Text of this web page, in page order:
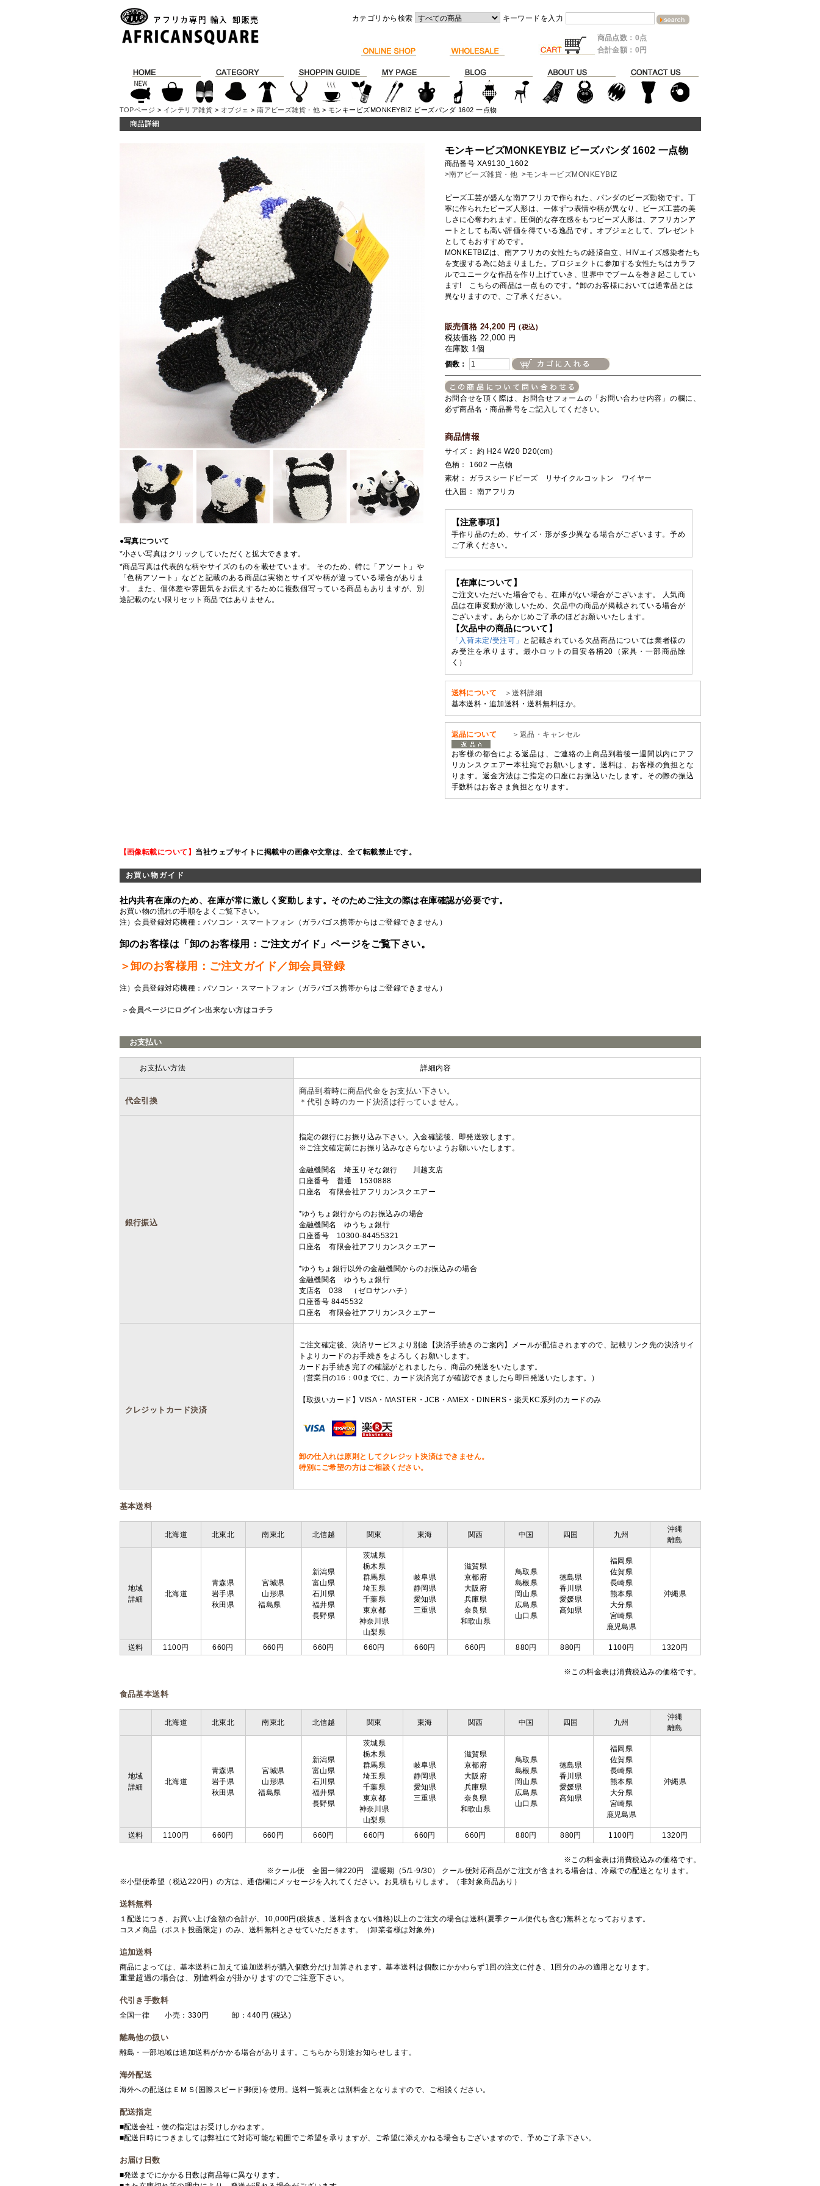
カテゴリから検索 キーワードを入力
商品点数：0点
合計金額：0円
TOPページ > インテリア雑貨 > オブジェ >南アビーズ雑貨・他 > モンキービズMONKEYBIZ ビーズパンダ 1602 一点物
●写真について
*小さい写真はクリックしていただくと拡大できます。
*商品写真は代表的な柄やサイズのものを載せています。 そのため、特に「アソート」や
「色柄アソート」などと記載のある商品は実物とサイズや柄が違っている場合がありま
す。 また、個体差や雰囲気をお伝えするために複数個写っている商品もありますが、別
途記載のない限りセット商品ではありません。
モンキービズMONKEYBIZ ビーズパンダ 1602 一点物
商品番号 XA9130_1602
>南アビーズ雑貨・他 >モンキービズMONKEYBIZ
ビーズ工芸が盛んな南アフリカで作られた、パンダのビーズ動物です。丁
寧に作られたビーズ人形は、一体ずつ表情や柄が異なり、ビーズ工芸の美
しさに心奪われます。圧倒的な存在感をもつビーズ人形は、アフリカンア
ートとしても高い評価を得ている逸品です。オブジェとして、プレゼント
としてもおすすめです。
MONKETBIZは、南アフリカの女性たちの経済自立、HIVエイズ感染者たち
を支援する為に始まりました。プロジェクトに参加する女性たちはカラフ
ルでユニークな作品を作り上げていき、世界中でブームを巻き起こしてい
ます! こちらの商品は一点ものです。*卸のお客様においては通常品とは
異なりますので、ご了承ください。
販売価格 24,200 円 (税込)
税抜価格 22,000 円
在庫数 1個
個数：
お問合せを頂く際は、お問合せフォームの「お問い合わせ内容」の欄に、
必ず商品名・商品番号をご記入してください。
商品情報
サイズ： 約 H24 W20 D20(cm)
色柄： 1602 一点物
素材： ガラスシードビーズ リサイクルコットン ワイヤー
仕入国： 南アフリカ
【注意事項】
手作り品のため、サイズ・形が多少異なる場合がございます。予め
ご了承ください。
【在庫について】
ご注文いただいた場合でも、在庫がない場合がございます。 人気商
品は在庫変動が激しいため、欠品中の商品が掲載されている場合が
ございます。あらかじめご了承のほどお願いいたします。
【欠品中の商品について】
「入荷未定/受注可」
と記載されている欠品商品については業者様の
み受注を承ります。最小ロットの目安各柄20（家具・一部商品除
く）
送料について
＞送料詳細
基本送料・追加送料・送料無料ほか。
返品について ＞返品・キャンセル
お客様の都合による返品は、ご連絡の上商品到着後一週間以内にアフ
リカンスクエアー本社宛でお願いします。送料は、お客様の負担とな
ります。返金方法はご指定の口座にお振込いたします。その際の振込
手数料はお客さま負担となります。
【画像転載について】 当社ウェブサイトに掲載中の画像や文章は、全て転載禁止です。
お買い物ガイド
社内共有在庫のため、在庫が常に激しく変動します。そのためご注文の際は在庫確認が必要です。
お買い物の流れの手順をよくご覧下さい。
注）会員登録対応機種：パソコン・スマートフォン（ガラパゴス携帯からはご登録できません）
卸のお客様は「卸のお客様用：ご注文ガイド」ページをご覧下さい。
＞卸のお客様用：ご注文ガイド／卸会員登録
注）会員登録対応機種：パソコン・スマートフォン（ガラパゴス携帯からはご登録できません）
＞会員ページにログイン出来ない方はコチラ
お支払い
お支払い方法 詳細内容
代金引換
商品到着時に商品代金をお支払い下さい。
＊代引き時のカード決済は行っていません。
銀行振込
指定の銀行にお振り込み下さい。入金確認後、即発送致します。
※ご注文確定前にお振り込みなさらないようお願いいたします。
金融機関名 埼玉りそな銀行 川越支店
口座番号 普通 1530888
口座名 有限会社アフリカンスクエアー
*ゆうちょ銀行からのお振込みの場合
金融機関名 ゆうちょ銀行
口座番号 10300-84455321
口座名 有限会社アフリカンスクエアー
*ゆうちょ銀行以外の金融機関からのお振込みの場合
金融機関名 ゆうちょ銀行
支店名 038 （ゼロサンハチ）
口座番号 8445532
口座名 有限会社アフリカンスクエアー
クレジットカード決済
ご注文確定後、決済サービスより別途【決済手続きのご案内】メールが配信されますので、記載リンク先の決済サイ
トよりカードのお手続きをよろしくお願いします。
カードお手続き完了の確認がとれましたら、商品の発送をいたします。
（営業日の16：00までに、カード決済完了が確認できましたら即日発送いたします。）
【取扱いカード】VISA・MASTER・JCB・AMEX・DINERS・楽天KC系列のカードのみ
卸の仕入れは原則としてクレジット決済はできません。
特別にご希望の方はご相談ください。
基本送料
北海道 北東北 南東北 北信越 関東 東海 関西 中国 四国 九州
沖縄
離島
地域
詳細
北海道
青森県
岩手県
秋田県
宮城県
山形県
福島県
新潟県
富山県
石川県
福井県
長野県
茨城県
栃木県
群馬県
埼玉県
千葉県
東京都
神奈川県
山梨県
岐阜県
静岡県
愛知県
三重県
滋賀県
京都府
大阪府
兵庫県
奈良県
和歌山県
鳥取県
島根県
岡山県
広島県
山口県
徳島県
香川県
愛媛県
高知県
福岡県
佐賀県
長崎県
熊本県
大分県
宮崎県
鹿児島県
沖縄県
送料 1100円 660円 660円 660円 660円 660円 660円 880円 880円 1100円 1320円
※この料金表は消費税込みの価格です。
食品基本送料
北海道 北東北 南東北 北信越 関東 東海 関西 中国 四国 九州
沖縄
離島
地域
詳細
北海道
青森県
岩手県
秋田県
宮城県
山形県
福島県
新潟県
富山県
石川県
福井県
長野県
茨城県
栃木県
群馬県
埼玉県
千葉県
東京都
神奈川県
山梨県
岐阜県
静岡県
愛知県
三重県
滋賀県
京都府
大阪府
兵庫県
奈良県
和歌山県
鳥取県
島根県
岡山県
広島県
山口県
徳島県
香川県
愛媛県
高知県
福岡県
佐賀県
長崎県
熊本県
大分県
宮崎県
鹿児島県
沖縄県
送料 1100円 660円 660円 660円 660円 660円 660円 880円 880円 1100円 1320円
※この料金表は消費税込みの価格です。
※クール便 全国一律220円 温暖期（5/1-9/30） クール便対応商品がご注文が含まれる場合は、冷蔵での配送となります。
※小型便希望（税込220円）の方は、通信欄にメッセージを入れてください。お見積もりします。（非対象商品あり）
送料無料
１配送につき、お買い上げ金額の合計が、10,000円(税抜き、送料含まない価格)以上のご注文の場合は送料(夏季クール便代も含む)無料となっております。
コスメ商品（ポスト投函限定）のみ、送料無料とさせていただきます。（卸業者様は対象外）
追加送料
商品によっては、基本送料に加えて追加送料が購入個数分だけ加算されます。基本送料は個数にかかわらず1回の注文に付き、1回分のみの適用となります。
重量超過の場合は、別途料金が掛かりますのでご注意下さい。
代引き手数料
全国一律 小売：330円 卸：440円 (税込)
離島他の扱い
離島・一部地域は追加送料がかかる場合があります。こちらから別途お知らせします。
海外配送
海外への配送はＥＭＳ(国際スピード郵便)を使用。送料一覧表とは別料金となりますので、ご相談ください。
配送指定
■配送会社・便の指定はお受けしかねます。
■配送日時につきましては弊社にて対応可能な範囲でご希望を承りますが、ご希望に添えかねる場合もございますので、予めご了承下さい。
お届け日数
■発送までにかかる日数は商品毎に異なります。